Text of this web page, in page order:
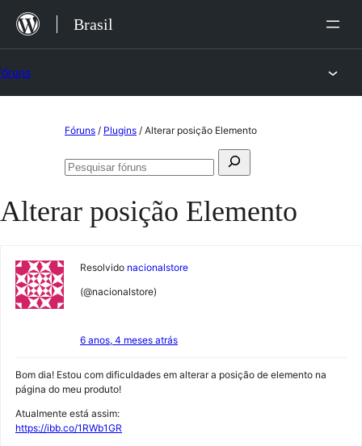
para
Brasil
Fóruns / Plugins / Alterar posição Elemento
Pesquisar
Pesquisar
Alterar posição Elemento
Resolvido nacionalstore
(@nacionalstore)
6 anos, 4 meses atrás
Bom dia! Estou com dificuldades em alterar a posição de elemento na
página do meu produto!
Atualmente está assim:
https://ibb.co/1RWb1GR